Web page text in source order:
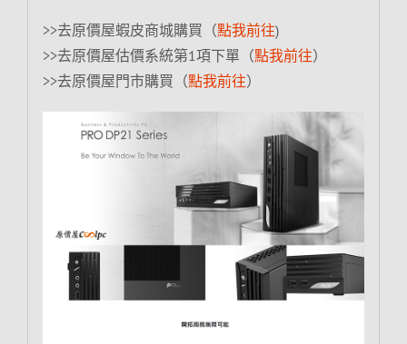
>>去原價屋蝦皮商城購買（點我前往)
>>去原價屋估價系統第1項下單（點我前往）
>>去原價屋門市購買（點我前往）